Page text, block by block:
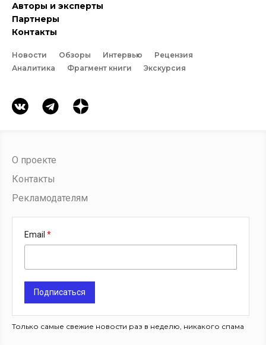
Авторы и эксперты
Партнеры
Контакты
Новости Обзоры Интервью
Рецензия
Аналитика
Фрагмент книги Экскурсия
О проекте
Контакты
Рекламодателям
Email
Подписаться
Только самые свежие новости раз в неделю, никакого спама